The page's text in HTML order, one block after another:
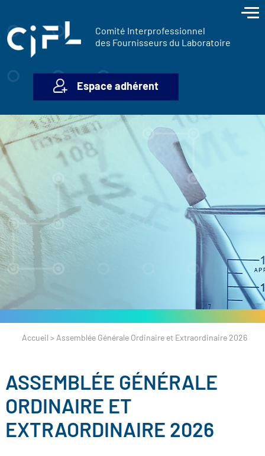
Comité Interprofessionnel
des Fournisseurs du Laboratoire
Espace adhérent
Accueil > Assemblée Générale Ordinaire et Extraordinaire 2026
ASSEMBLÉE GÉNÉRALE
ORDINAIRE ET
EXTRAORDINAIRE 2026